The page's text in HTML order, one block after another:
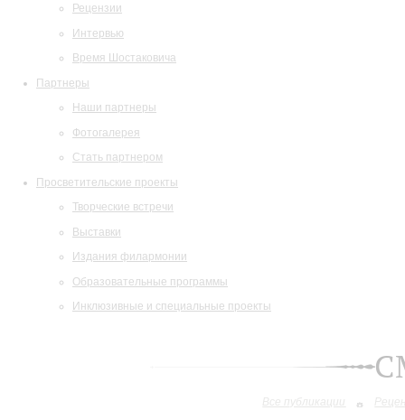
Рецензии
Интервью
Время Шостаковича
Партнеры
Наши партнеры
Фотогалерея
Стать партнером
Просветительские проекты
Творческие встречи
Выставки
Издания филармонии
Образовательные программы
Инклюзивные и специальные проекты
Все публикации